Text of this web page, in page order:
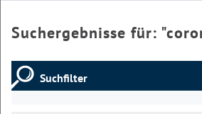
Suchergebnisse für: "
Suchfilter